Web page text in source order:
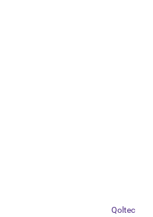
Qoltec